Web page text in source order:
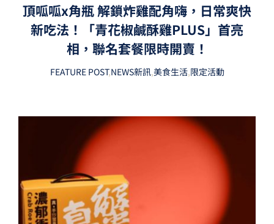
頂呱呱x角瓶 解鎖炸雞配角嗨，日常爽快
新吃法！「青花椒鹹酥雞PLUS」首亮
相，聯名套餐限時開賣！
FEATURE POST,NEWS新訊,美食生活,限定活動